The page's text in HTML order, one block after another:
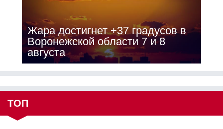
Жара достигнет +37 градусов в
Воронежской области 7 и 8
августа
ТОП